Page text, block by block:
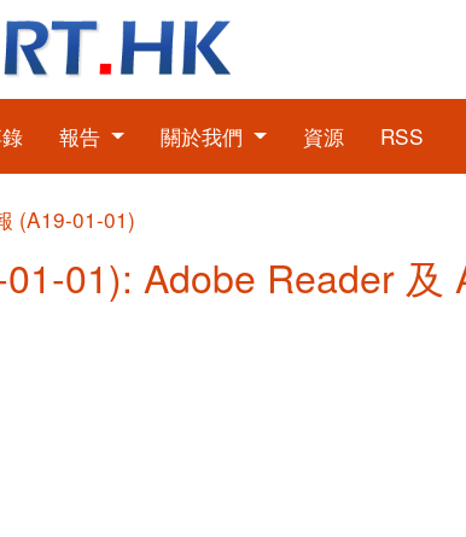
報告 關於我們 資源 RSS
(A19-01-01)
01): Adobe Reader 及